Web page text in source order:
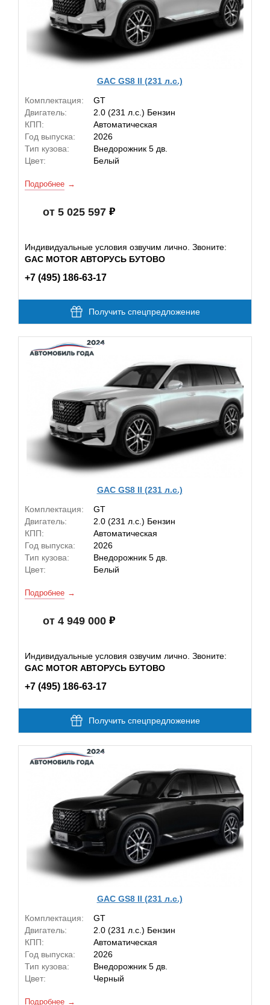
GAC GS8 II (231 л.с.)
Комплектация:
GT
Двигатель:
2.0 (231 л.с.) Бензин
КПП:
Автоматическая
Год выпуска:
2026
Тип кузова:
Внедорожник 5 дв.
Цвет:
Белый
Подробнее
от 5 025 597
Индивидуальные условия озвучим лично. Звоните:
GAC MOTOR АВТОРУСЬ БУТОВО
+7 (495) 186-63-17
Получить спецпредложение
GAC GS8 II (231 л.с.)
Комплектация:
GT
Двигатель:
2.0 (231 л.с.) Бензин
КПП:
Автоматическая
Год выпуска:
2026
Тип кузова:
Внедорожник 5 дв.
Цвет:
Белый
Подробнее
от 4 949 000
Индивидуальные условия озвучим лично. Звоните:
GAC MOTOR АВТОРУСЬ БУТОВО
+7 (495) 186-63-17
Получить спецпредложение
GAC GS8 II (231 л.с.)
Комплектация:
GT
Двигатель:
2.0 (231 л.с.) Бензин
КПП:
Автоматическая
Год выпуска:
2026
Тип кузова:
Внедорожник 5 дв.
Цвет:
Черный
Подробнее